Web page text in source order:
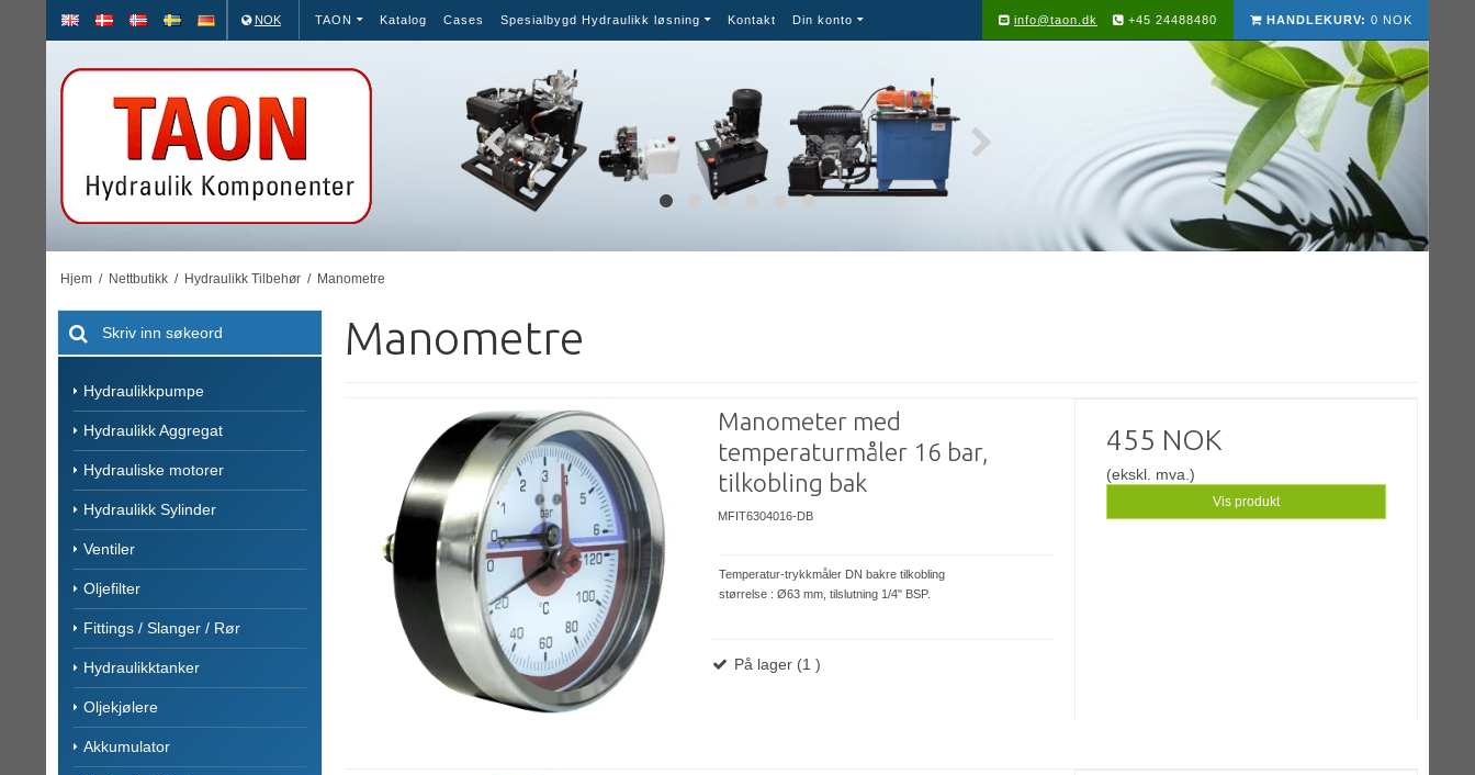
NOK TAON Katalog Cases Spesialbygd Hydraulikk løsning Kontakt Din konto HANDLEKURV: 0 NOK
info@taon.dk +45 24488480
Hjem / Nettbutikk / Hydraulikk Tilbehør / Manometre
Hydraulikkpumpe
Hydraulikk Aggregat
Hydrauliske motorer
Hydraulikk Sylinder
Ventiler
Oljefilter
Fittings / Slanger / Rør
Hydraulikktanker
Oljekjølere
Akkumulator
Manometre
Manometer med
temperaturmåler 16 bar,
tilkobling bak
MFIT6304016-DB
Temperatur-trykkmåler DN bakre tilkobling
størrelse : Ø63 mm, tilslutning 1/4" BSP.
På lager (1 )
455 NOK
(ekskl. mva.)
Vis produkt